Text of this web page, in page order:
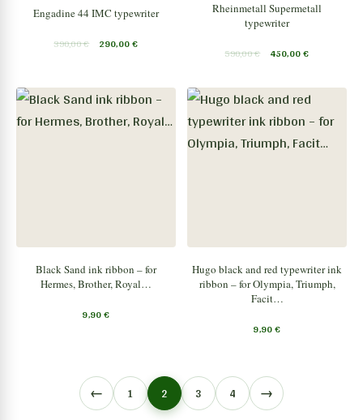
Engadine 44 IMC typewriter
390,00€ 290,00€
Rheinmetall Supermetall
typewriter
590,00€ 450,00€
Black Sand ink ribbon – for
Hermes, Brother, Royal…
9,90€
Hugo black and red typewriter ink
ribbon – for Olympia, Triumph,
Facit…
9,90€
← 1 2 3 4 →